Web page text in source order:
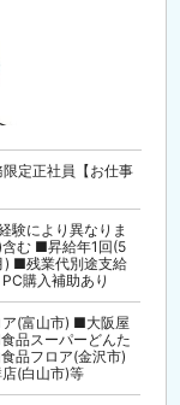
定正社員【お仕事
験により異なりま
む ■昇給年1回(5
) ■残業代別途支給
購入補助あり
(富山市) ■大阪屋
品スーパーどんた
品フロア(金沢市)
(白山市)等